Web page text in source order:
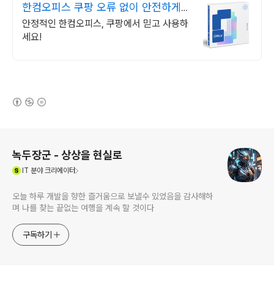
한컴오피스 쿠팡 오류 없이 안전하게
사용
안정적인 한컴오피스, 쿠팡에서 믿고 사용하
세요!
녹두장군 - 상상을 현실로
IT 분야 크리에이터
오늘 하루 개발을 향한 즐거움으로 보낼수 있었음을 감사해하
며 나를 찾는 끝없는 여행을 계속 할 것이다
구독하기